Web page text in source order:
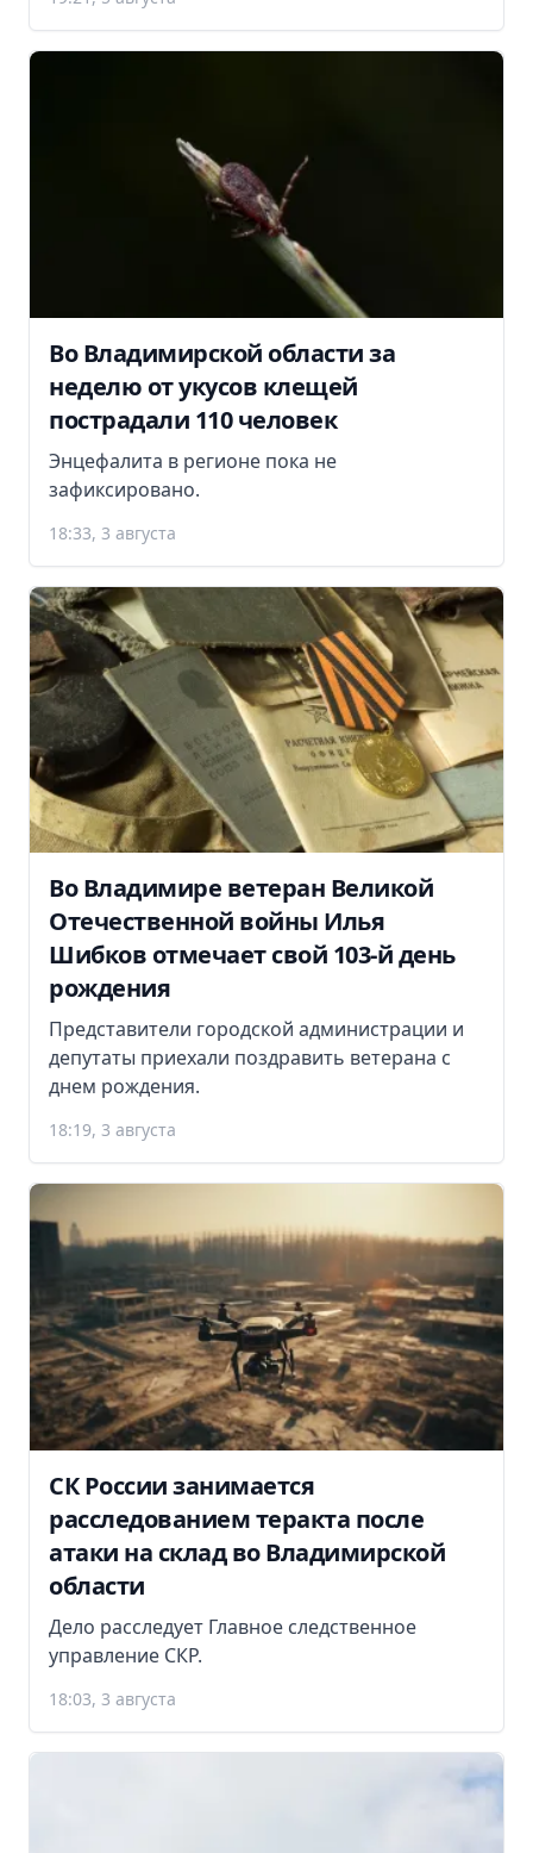
Во Владимирской области за
неделю от укусов клещей
пострадали 110 человек
Энцефалита в регионе пока не
зафиксировано.
18:33, 3 августа
Во Владимире ветеран Великой
Отечественной войны Илья
Шибков отмечает свой 103-й день
рождения
Представители городской администрации и
депутаты приехали поздравить ветерана с
днем рождения.
18:19, 3 августа
СК России занимается
расследованием теракта после
атаки на склад во Владимирской
области
Дело расследует Главное следственное
управление СКР.
18:03, 3 августа